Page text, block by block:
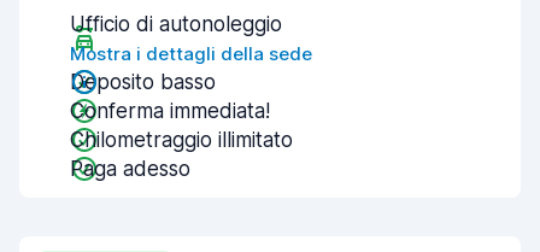
Ufficio di autonoleggio
Mostra i dettagli della sede
Deposito basso
Conferma immediata!
Chilometraggio illimitato
Paga adesso